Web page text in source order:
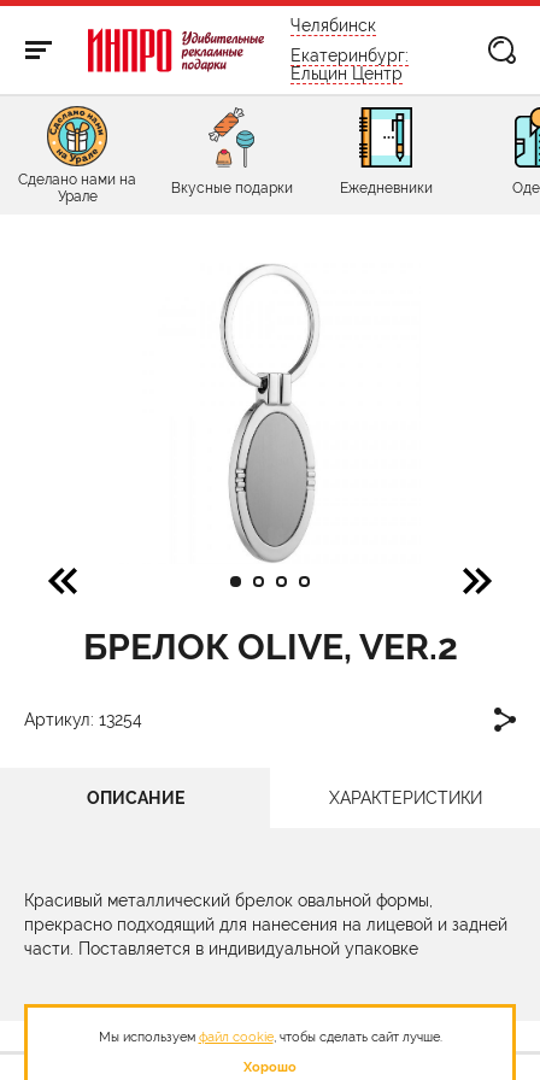
бесплатно по России
Челябинск
Екатеринбург:
Ельцин Центр
Сделано нами на
Урале
Вкусные подарки Ежедневники
БРЕЛОК OLIVE, VER.2
Артикул: 13254
ОПИСАНИЕ ХАРАКТЕРИСТИКИ
Красивый металлический брелок овальной формы,
прекрасно подходящий для нанесения на лицевой и задней
части. Поставляется в индивидуальной упаковке
Мы используем файл cookie, чтобы сделать сайт лучше.
Хорошо